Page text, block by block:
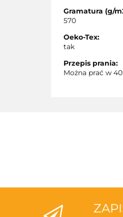
Gramatura (g/
570
Oeko-Tex:
tak
Przepis prania:
Można prać w